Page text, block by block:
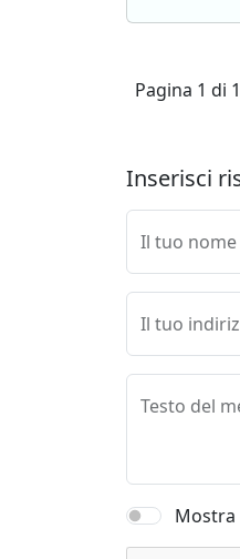
Pagina 1 di 1
Inserisci
Il tuo nome
Il tuo
Testo del
Mostra